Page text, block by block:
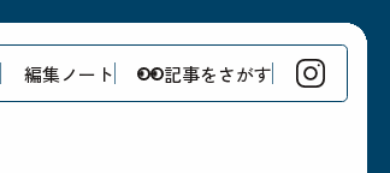
編集ノート 記事をさがす